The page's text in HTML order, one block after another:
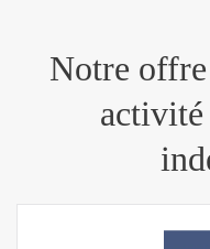
Notre